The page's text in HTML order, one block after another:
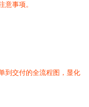
意事项。
到交付的全流程图，显化